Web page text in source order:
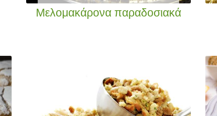
Μελομακάρονα παραδοσιακά